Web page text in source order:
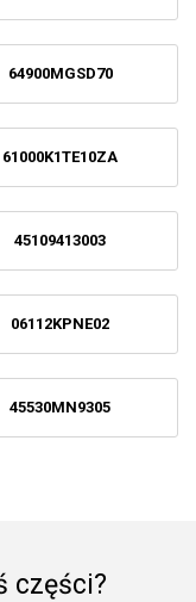
64900MGSD70
61000K1TE10ZA
45109413003
06112KPNE02
45530MN9305
części?